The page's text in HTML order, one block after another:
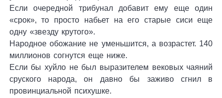
Если очередной трибунал добавит ему еще один
«срок», то просто набьет на его старые сиси еще
одну «звезду крутого».
Народное обожание не уменьшится, а возрастет. 140
миллионов согнутся еще ниже.
Если бы хуйло не был выразителем вековых чаяний
сруского народа, он давно бы заживо сгнил в
провинциальной психушке.